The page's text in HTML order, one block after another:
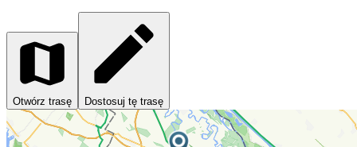
Otwórz trasę Dostosuj tę trasę